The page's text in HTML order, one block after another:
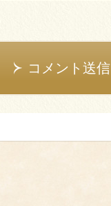
コメント送信